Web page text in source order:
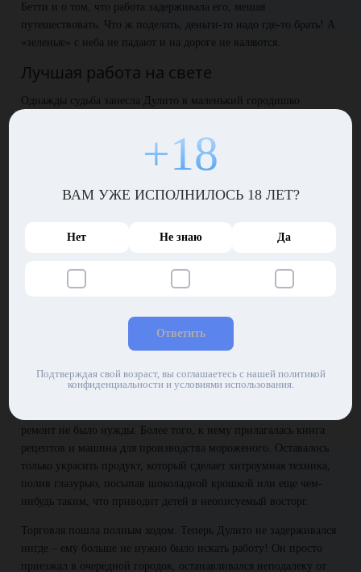
Бетти и о том, что работа задерживала его, мешая
путешествовать. Что ж поделать, деньги-то надо где-то брать! А
«зеленые» с неба не падают и на дороге не валяются.
Лучшая работа на свете
Однажды судьба занесла Дулито в маленький городишко
захолустья, путешественник увидел фургон с мороженым:
хозяин продавал детям лакомство, а малышня, выстроившись в
очередь, капала слюнями, мечтая поскорее расстаться со своими
денежками.
настоящему счастливыми. Незатейливая работенка приносила
И уж точно этот источник наличных был намного лучше
случайных заработков.
Фургон с мороженым
С тех пор Дулито понял, что нужно делать. На некоторое время
можно, а потом купил фургон для продажи мороженого.
ремонт не было нужды. Более того, к нему прилагалась книга
рецептов и машина для производства мороженого. Оставалось
только украсить продукт, который сделает хитроумная техника,
полив глазурью, посыпав шоколадной крошкой или еще чем-
нибудь таким, что приводит детей в неописуемый восторг.
Торговля пошла полным ходом. Теперь Дулито не задерживался
нигде – ему больше не нужно было искать работу! Он просто
приезжал в очередной городок, останавливался неподалеку от
+18
ВАМ УЖЕ ИСПОЛНИЛОСЬ 18 ЛЕТ?
Нет Не знаю Да
Ответить
Подтверждая свой возраст, вы соглашаетесь с нашей политикой
конфиденциальности и условиями использования.